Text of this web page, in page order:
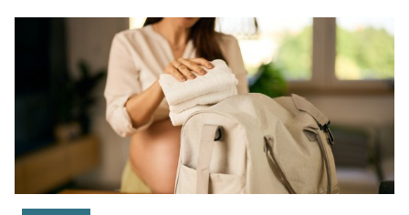
Preberite si napotke, s katerimi se boste počutili
organizirane in pripravljene na dogodek, ki vam bo za
vselej spremenil življenje: rojstvo otroka.